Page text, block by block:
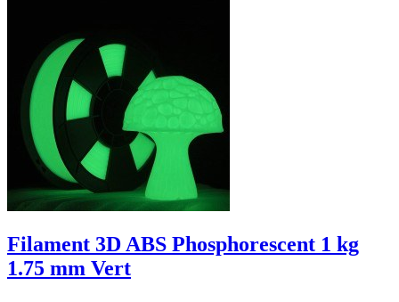
Filament 3D ABS Phosphorescent 1 kg
1.75 mm Vert